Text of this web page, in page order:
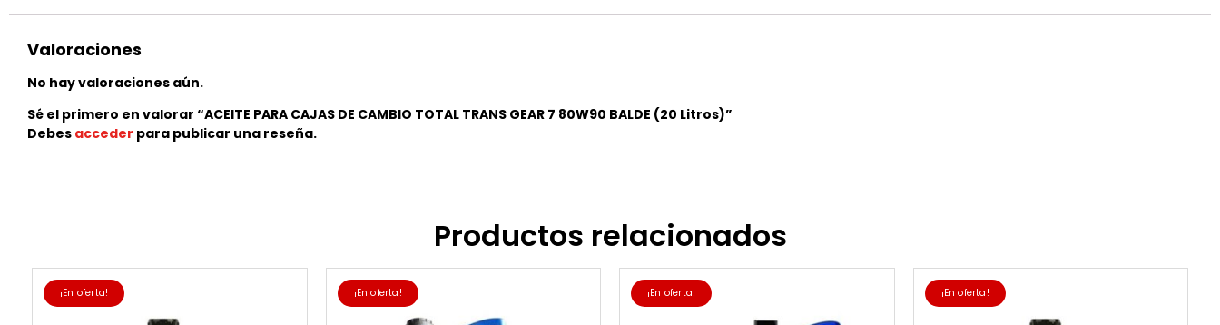
Valoraciones
No hay valoraciones aún.
Sé el primero en valorar “ACEITE PARA CAJAS DE CAMBIO TOTAL TRANS GEAR 7 80W90 BALDE (20 Litros)”
Debes acceder para publicar una reseña.
Productos relacionados
¡En oferta! ¡En oferta! ¡En oferta! ¡En oferta!